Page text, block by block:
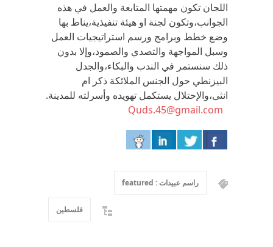
اللجان تكون مهمتها المتابعة والعمل في هذه
الجوانب،وتكون لجنة او هيئة تنفيذية،يناط بها
وضع خطط وبرامج ورسم استراتيجيات العمل
وسبل المواجهة والتصدي والصمود،وإلا بدون
ذلك سنستمر في الندب والبكاء،والجدل
البيزنطي حول الجنس الملائكة ذكر ام
انثى،والإحتلال يستكمل تهويده وأسرلته للمدينة.
Quds.45@gmail.com
راسم عبيدات : featured
فلسطين